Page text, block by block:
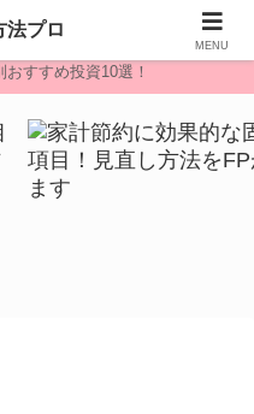
おすすめ投資10選！
MENU